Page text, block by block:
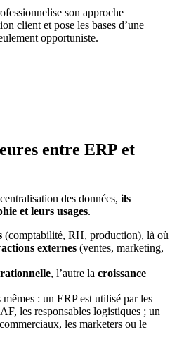
son approche
client et pose les bases d’une
opportuniste.
entre ERP et
des données, ils
et leurs usages.
(comptabilité, RH, production), là où
externes (ventes, marketing,
, l’autre la croissance
: un ERP est utilisé par les
les responsables logistiques ; un
les marketers ou le